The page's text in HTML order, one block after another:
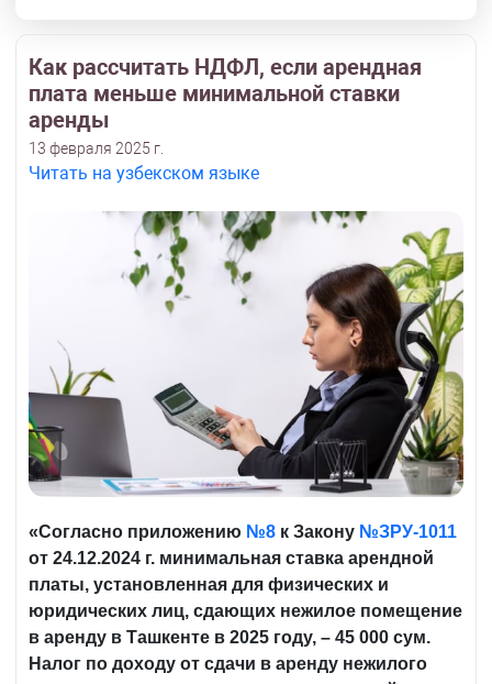
Как рассчитать НДФЛ, если арендная
плата меньше минимальной ставки
аренды
13 февраля 2025 г.
Читать на узбекском языке
«Согласно приложению №8 к Закону №ЗРУ-1011
от 24.12.2024 г. минимальная ставка арендной
платы, установленная для физических и
юридических лиц, сдающих нежилое помещение
в аренду в Ташкенте в 2025 году, – 45 000 сум.
Налог по доходу от сдачи в аренду нежилого